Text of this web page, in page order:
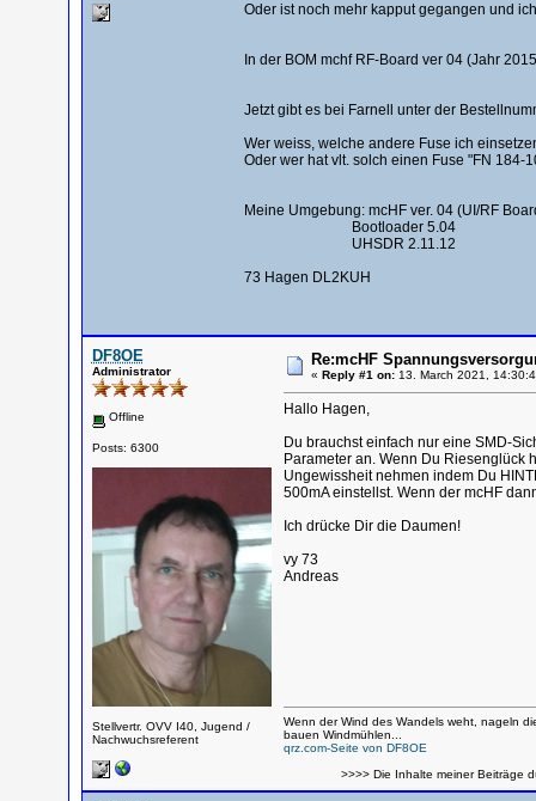
Oder ist noch mehr kapput gegangen und
In der BOM mchf RF-Board ver 04 (Jahr
Jetzt gibt es bei Farnell unter der
Wer weiss, welche andere Fuse ich
Oder wer hat vlt. solch einen Fuse "FN 184-
Meine Umgebung: mcHF ver. 04 (UI/RF
Bootloader 5.04
UHSDR 2.11.12
73 Hagen DL2KUH
DF8OE
Administrator
Offline
Posts: 6300
Stellvertr. OVV I40, Jugend /
Nachwuchsreferent
Re:mcHF
« Reply #1 on:13. March 2021,
Hallo Hagen,
Du brauchst einfach nur eine SMD-
Parameter an. Wenn Du Riesenglück
Ungewissheit nehmen indem Du
500mA einstellst. Wenn der mcHF
Ich drücke Dir die Daumen!
vy 73
Andreas
Wenn der Wind des Wandels weht, nageln
bauen Windmühlen...
qrz.com-Seite von DF8OE
>>>> Die Inhalte meiner Beiträge